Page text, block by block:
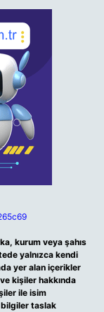
kurum veya şahıs
yalnızca kendi
yer alan içerikler
kişiler hakkında
ile isim
taslak